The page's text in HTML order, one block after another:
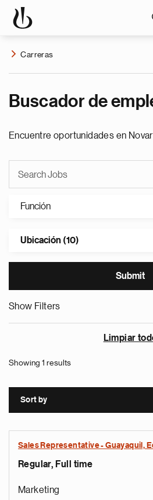
Carreras
Buscador de
Encuentre oportunidades en
Función
Ubicación (10)
Show Filters
Limpiar
Showing 1 results
Sort by
Sales Representative - Guayaquil,
Regular, Full time
Marketing